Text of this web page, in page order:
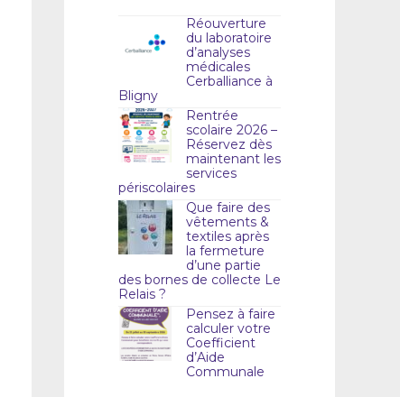
Réouverture
du laboratoire
d’analyses
médicales
Cerballiance à
Bligny
Rentrée
scolaire 2026 –
Réservez dès
maintenant les
services
périscolaires
Que faire des
vêtements &
textiles après
la fermeture
d’une partie
des bornes de collecte Le
Relais ?
Pensez à faire
calculer votre
Coefficient
d’Aide
Communale